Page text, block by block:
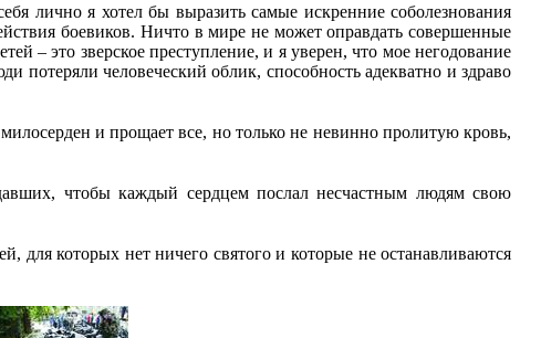
лично я хотел бы выразить самые искренние соболезнования
боевиков. Ничто в мире не может оправдать совершенные
– это зверское преступление, и я уверен, что мое негодование
потеряли человеческий облик, способность адекватно и здраво
и прощает все, но только не невинно пролитую кровь,
чтобы каждый сердцем послал несчастным людям свою
для которых нет ничего святого и которые не останавливаются